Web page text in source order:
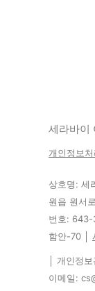
세라바이
개인정보
상호명: 세
원읍 원서
번호:
함안-70 │
│ 개인정
이메일: